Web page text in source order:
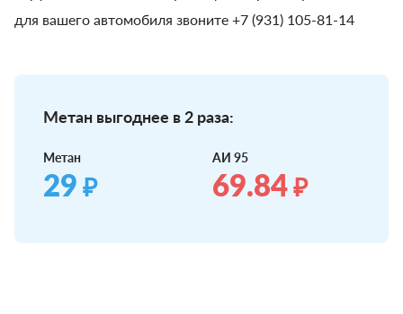
для вашего автомобиля звоните +7 (931) 105-81-14
Метан выгоднее в 2 раза:
Метан
29 ₽
АИ 95
69.84₽